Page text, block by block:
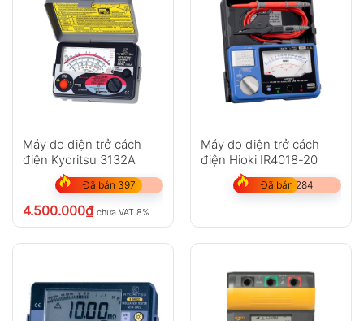
Máy đo điện trở cách
điện Kyoritsu 3132A
Đã bán 397
4.500.000₫ chưa VAT 8%
Máy đo điện trở cách
điện Hioki IR4018-20
Đã bán 284